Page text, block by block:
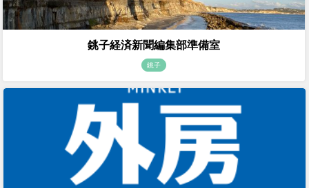
銚子経済新聞編集部準備室
銚子